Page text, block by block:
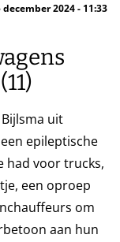
december 2024 - 11:33
uit
epileptische
had voor trucks,
een oproep
om
aan hun